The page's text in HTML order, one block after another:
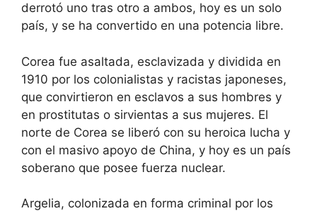
derrotó uno tras otro a ambos, hoy es un solo
país, y se ha convertido en una potencia libre.
Corea fue asaltada, esclavizada y dividida en
1910 por los colonialistas y racistas japoneses,
que convirtieron en esclavos a sus hombres y
en prostitutas o sirvientas a sus mujeres. El
norte de Corea se liberó con su heroica lucha y
con el masivo apoyo de China, y hoy es un país
soberano que posee fuerza nuclear.
Argelia, colonizada en forma criminal por los